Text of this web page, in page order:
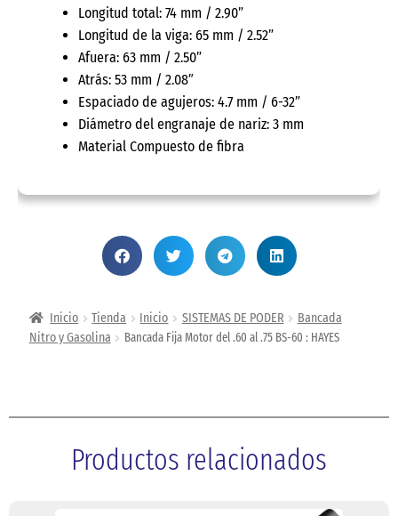
Longitud total: 74 mm / 2.90”
Longitud de la viga: 65 mm / 2.52”
Afuera: 63 mm / 2.50”
Atrás: 53 mm / 2.08″
Espaciado de agujeros: 4.7 mm / 6-32”
Diámetro del engranaje de nariz: 3 mm
Material Compuesto de fibra
Inicio Tienda Inicio SISTEMAS DE PODER
Bancada
Nitro y Gasolina
Bancada Fija Motor del .60 al .75 BS-60 : HAYES
Productos relacionados